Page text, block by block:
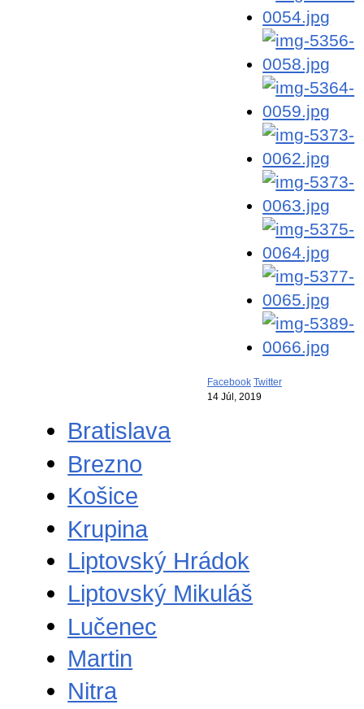
Facebook Twitter
14 Júl, 2019
Bratislava
Brezno
Košice
Krupina
Liptovský Hrádok
Liptovský Mikuláš
Lučenec
Martin
Nitra